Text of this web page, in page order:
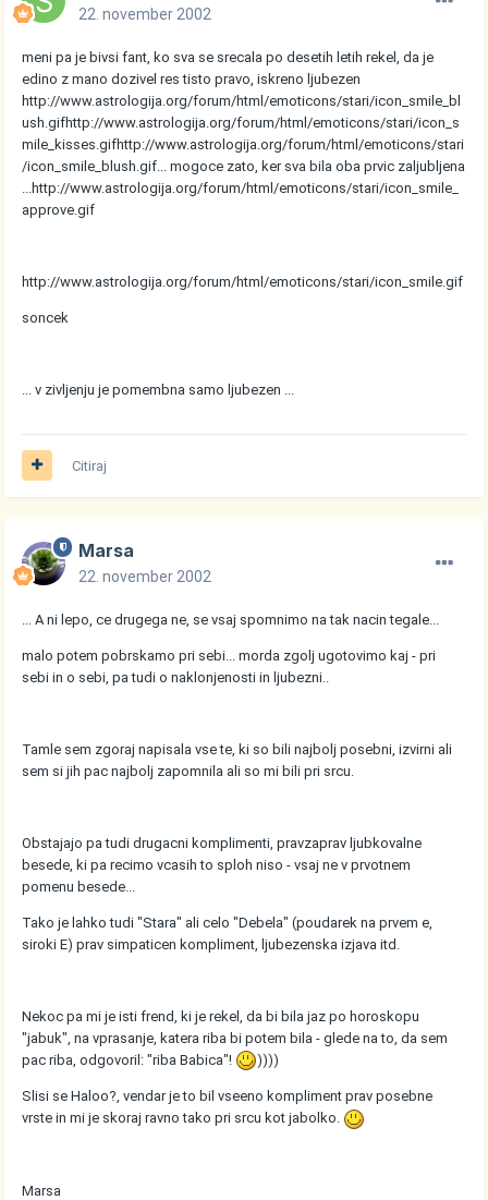
22. november 2002
meni pa je bivsi fant, ko sva se srecala po desetih letih rekel, da je
edino z mano dozivel res tisto pravo, iskreno ljubezen
http://www.astrologija.org/forum/html/emoticons/stari/icon_smile_bl
ush.gifhttp://www.astrologija.org/forum/html/emoticons/stari/icon_s
mile_kisses.gifhttp://www.astrologija.org/forum/html/emoticons/stari
/icon_smile_blush.gif ... mogoce zato, ker sva bila oba prvic zaljubljena
...http://www.astrologija.org/forum/html/emoticons/stari/icon_smile_
approve.gif
http://www.astrologija.org/forum/html/emoticons/stari/icon_smile.gif
soncek
... v zivljenju je pomembna samo ljubezen ...
Citiraj
Marsa
22. november 2002
... A ni lepo, ce drugega ne, se vsaj spomnimo na tak nacin tegale...
malo potem pobrskamo pri sebi... morda zgolj ugotovimo kaj - pri
sebi in o sebi, pa tudi o naklonjenosti in ljubezni..
Tamle sem zgoraj napisala vse te, ki so bili najbolj posebni, izvirni ali
sem si jih pac najbolj zapomnila ali so mi bili pri srcu.
Obstajajo pa tudi drugacni komplimenti, pravzaprav ljubkovalne
besede, ki pa recimo vcasih to sploh niso - vsaj ne v prvotnem
pomenu besede...
Tako je lahko tudi "Stara" ali celo "Debela" (poudarek na prvem e,
siroki E) prav simpaticen kompliment, ljubezenska izjava itd.
Nekoc pa mi je isti frend, ki je rekel, da bi bila jaz po horoskopu
"jabuk", na vprasanje, katera riba bi potem bila - glede na to, da sem
pac riba, odgovoril: "riba Babica"!
))))
Slisi se Haloo?, vendar je to bil vseeno kompliment prav posebne
vrste in mi je skoraj ravno tako pri srcu kot jabolko.
Marsa